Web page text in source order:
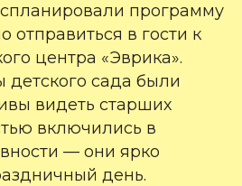
программу
в гости к
центра «Эврика».
сада были
видеть старших
включились в
— они ярко
день.